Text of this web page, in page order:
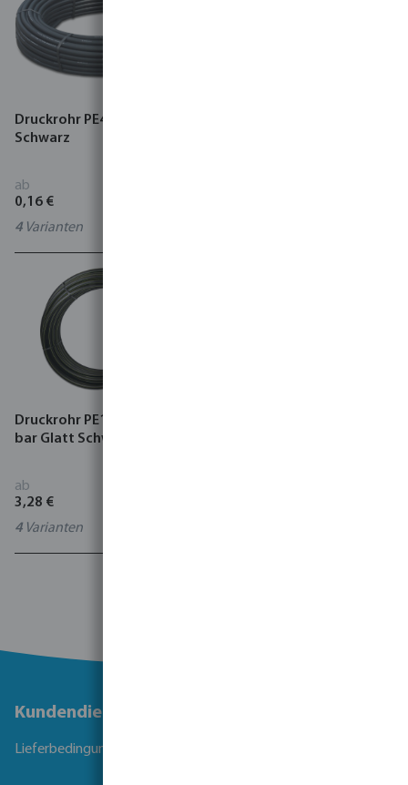
Druckrohr PE40 4 bar Glatt
Schwarz
ab
0,16 €
4 Varianten
Druckrohr PE100 GASTEC 8
bar Glatt Schwarz/Gelb
ab
3,28 €
4 Varianten
Kundendienst
Lieferbedingungen